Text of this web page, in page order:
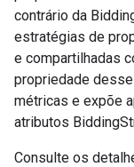
contrário da
estratégias de
e compartilhadas
propriedade
métricas e expõe
atributos
Consulte os